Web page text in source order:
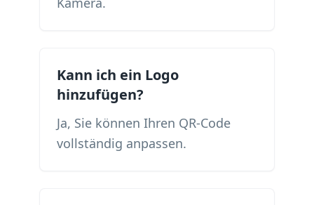
Kann ich ein Logo
hinzufügen?
Ja, Sie können Ihren QR-Code
vollständig anpassen.